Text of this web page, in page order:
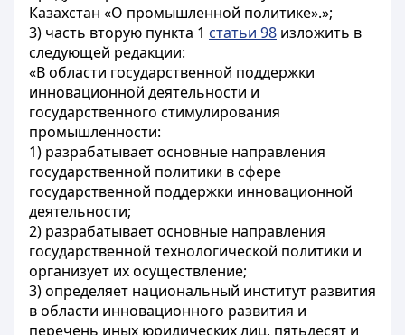
Казахстан «О промышленной политике».»;
3) часть вторую пункта 1 статьи 98 изложить в
следующей редакции:
«В области государственной поддержки
инновационной деятельности и
государственного стимулирования
промышленности:
1) разрабатывает основные направления
государственной политики в сфере
государственной поддержки инновационной
деятельности;
2) разрабатывает основные направления
государственной технологической политики и
организует их осуществление;
3) определяет национальный институт развития
в области инновационного развития и
перечень иных юридических лиц, пятьдесят и